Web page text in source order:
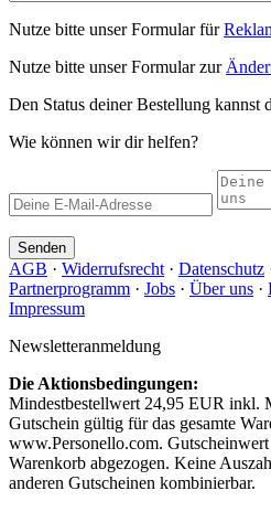
Nutze bitte unser Formular für
Nutze bitte unser Formular zur
Den Status deiner Bestellung kannst
Wie können wir dir helfen?
Senden
AGB · Widerrufsrecht · Datenschutz
Partnerprogramm · Jobs · Über uns ·
Impressum
Newsletteranmeldung
Die Aktionsbedingungen:
Mindestbestellwert 24,95 EUR inkl.
Gutschein gültig für das gesamte
www.Personello.com.
Warenkorb abgezogen. Keine
anderen Gutscheinen kombinierbar.